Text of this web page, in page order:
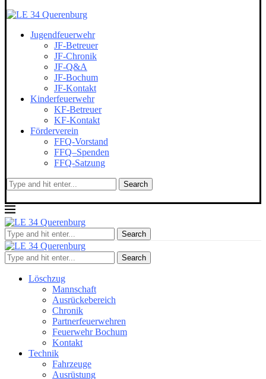
Jugendfeuerwehr
JF-Betreuer
JF-Chronik
JF-Q&A
JF-Bochum
JF-Kontakt
Kinderfeuerwehr
KF-Betreuer
KF-Kontakt
Förderverein
FFQ-Vorstand
FFQ–Spenden
FFQ-Satzung
Search
Search
Search
Löschzug
Mannschaft
Ausrückebereich
Chronik
Partnerfeuerwehren
Feuerwehr Bochum
Kontakt
Technik
Fahrzeuge
Ausrüstung